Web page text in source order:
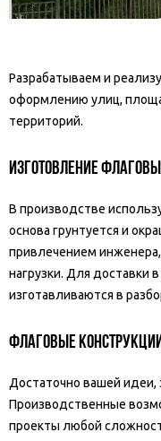
Разрабатываем и
оформлению улиц,
территорий.
ИЗГОТОВЛЕНИЕ
В производстве
основа грунтуется и
привлечением
нагрузки. Для доставки
изготавливаются в
ФЛАГОВЫЕ
Достаточно вашей идеи,
Производственные
проекты любой